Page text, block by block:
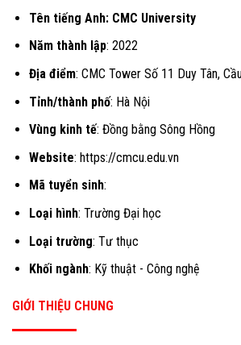
Tên tiếng Anh: CMC University
Năm thành lập: 2022
Địa điểm: CMC Tower Số 11 Duy Tân,
Tỉnh/thành phố: Hà Nội
Vùng kinh tế: Đồng bằng Sông Hồng
Website: https://cmcu.edu.vn
Mã tuyển sinh:
Loại hình: Trường Đại học
Loại trường: Tư thục
Khối ngành: Kỹ thuật - Công nghệ
GIỚI THIỆU CHUNG